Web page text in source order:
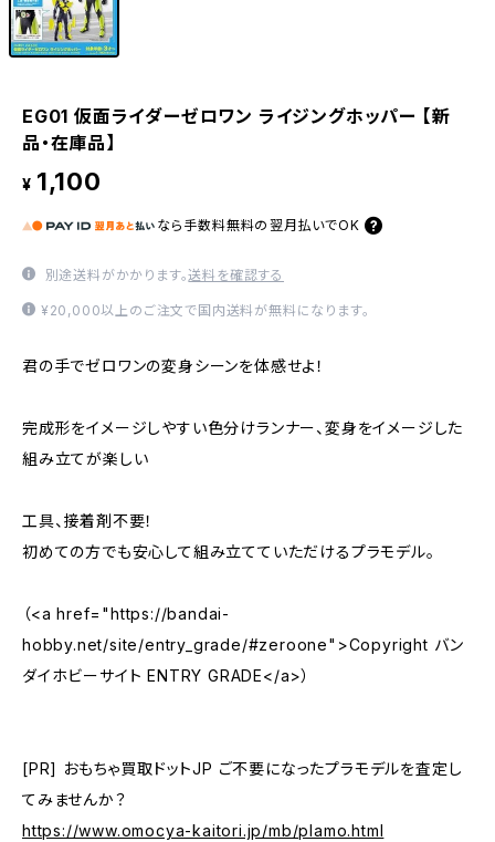
EG01 仮面ライダーゼロワン ライジングホッパー 【新
品・在庫品】
¥ 1,100
なら 手数料無料の 翌月払いでOK
別途送料がかかります。送料を確認する
¥20,000以上のご注文で国内送料が無料になります。
君の手でゼロワンの変身シーンを体感せよ！
完成形をイメージしやすい色分けランナー、変身をイメージした
組み立てが楽しい
工具、接着剤不要！
初めての方でも安心して組み立てていただけるプラモデル。
（<a href="https://bandai-
hobby.net/site/entry_grade/#zeroone">Copyright バン
ダイホビーサイト ENTRY GRADE</a>）
[PR] おもちゃ買取ドットJP ご不要になったプラモデルを査定し
てみませんか？
https://www.omocya-kaitori.jp/mb/plamo.html